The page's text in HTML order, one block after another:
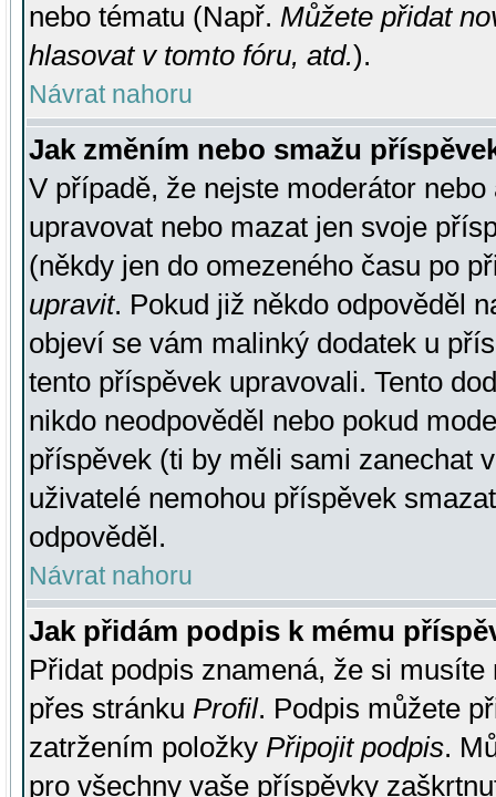
nebo tématu (Např. Můžete přidat
hlasovat v tomto fóru, atd.).
Návrat nahoru
Jak změním nebo smažu
V případě, že nejste moderátor
upravovat nebo mazat jen svoje
(někdy jen do omezeného času po
upravit. Pokud již někdo odpověděl
objeví se vám malinký dodatek u
tento příspěvek upravovali. Tento
nikdo neodpověděl nebo pokud
příspěvek (ti by měli sami zanechat
uživatelé nemohou příspěvek
odpověděl.
Návrat nahoru
Jak přidám podpis k mému
Přidat podpis znamená, že si
přes stránku Profil. Podpis můžete
zatržením položky Připojit podpis.
pro všechny vaše příspěvky